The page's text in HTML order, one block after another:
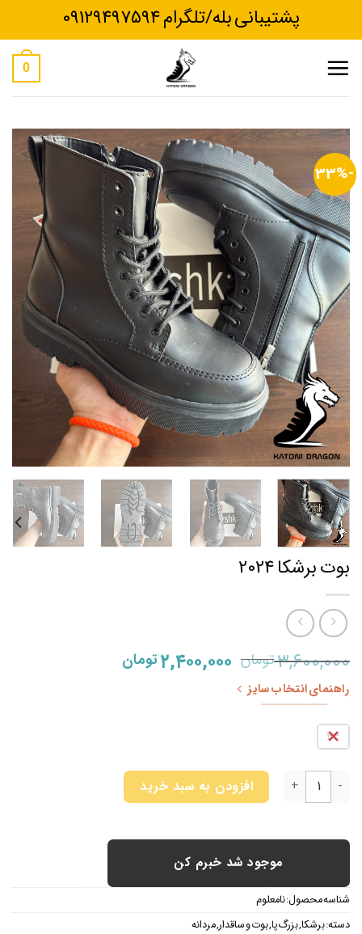
پشتیبانی بله/تلگرام 09129497594
0
-33%
بوت برشکا 2024
۳,۶۰۰,۰۰۰تومان قیمت
اصلی
۲,۴۰۰,۰۰۰تومانقیمت
راهنمای انتخاب سایز
43
بوت برشکا 2024 عدد افزودن به سبد خرید
موجود شد خبرم کن
شناسه محصول:نامعلوم
دسته:برشکا,بزرگ پا,بوت و ساقدار,مردانه